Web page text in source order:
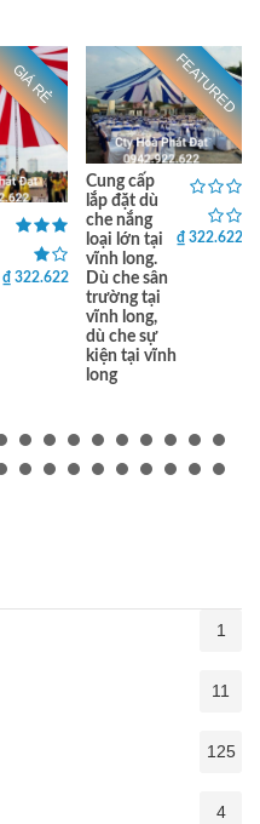
GIÁ RẺ
₫ 322.622
FEATURED
Cung cấp
lắp đặt dù
che nắng
loại lớn tại
vĩnh long.
Dù che sân
trường tại
vĩnh long,
dù che sự
kiện tại vĩnh
long
₫ 322.622
1
11
125
4